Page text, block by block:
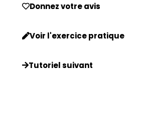
Donnez votre avis
Voir l'exercice pratique
Tutoriel suivant